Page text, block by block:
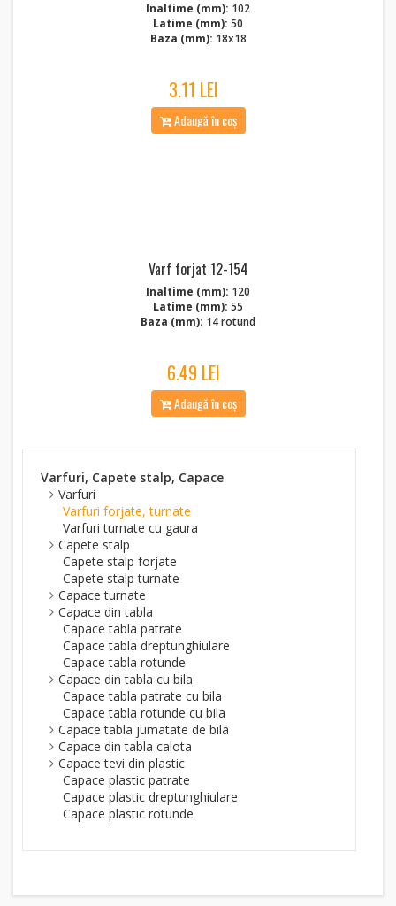
Inaltime (mm): 102
Latime (mm): 50
Baza (mm): 18x18
3.11 LEI
Adaugă în coș
Varf forjat 12-154
Inaltime (mm): 120
Latime (mm): 55
Baza (mm): 14 rotund
6.49 LEI
Adaugă în coș
Varfuri, Capete stalp, Capace
Varfuri
Varfuri forjate, turnate
Varfuri turnate cu gaura
Capete stalp
Capete stalp forjate
Capete stalp turnate
Capace turnate
Capace din tabla
Capace tabla patrate
Capace tabla dreptunghiulare
Capace tabla rotunde
Capace din tabla cu bila
Capace tabla patrate cu bila
Capace tabla rotunde cu bila
Capace tabla jumatate de bila
Capace din tabla calota
Capace tevi din plastic
Capace plastic patrate
Capace plastic dreptunghiulare
Capace plastic rotunde